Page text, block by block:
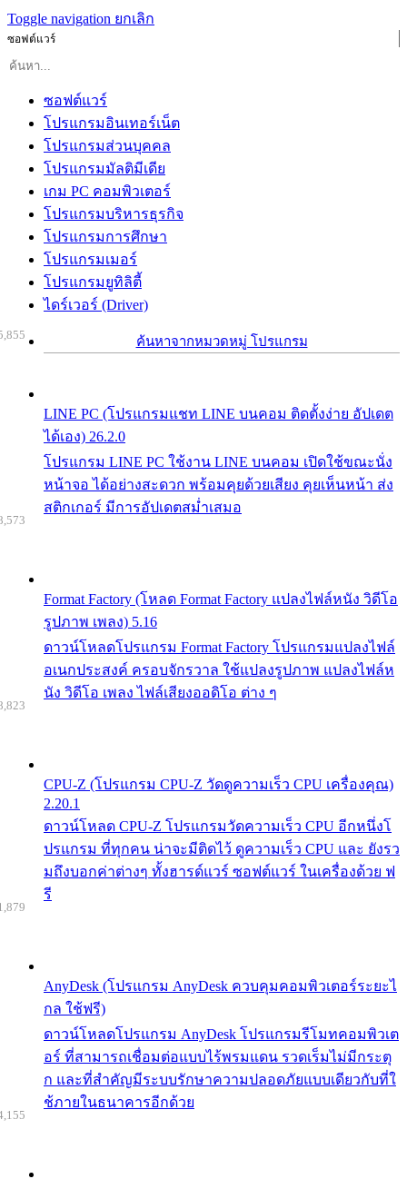
Toggle navigation ยกเลิก
ซอฟต์แวร์
ซอฟต์แวร์
โปรแกรมอินเทอร์เน็ต
โปรแกรมส่วนบุคคล
โปรแกรมมัลติมีเดีย
เกม PC คอมพิวเตอร์
โปรแกรมบริหารธุรกิจ
โปรแกรมการศึกษา
โปรแกรมเมอร์
โปรแกรมยูทิลิตี้
ไดร์เวอร์ (Driver)
ค้นหาจากหมวดหมู่ โปรแกรม
LINE PC (โปรแกรมแชท LINE บนคอม ติดตั้งง่าย อัปเดต
ได้เอง) 26.2.0
โปรแกรม LINE PC ใช้งาน LINE บนคอม เปิดใช้ขณะนั่ง
หน้าจอ ได้อย่างสะดวก พร้อมคุยด้วยเสียง คุยเห็นหน้า ส่ง
สติกเกอร์ มีการอัปเดตสม่ำเสมอ
Format Factory (โหลด Format Factory แปลงไฟล์หนัง วิดีโอ
รูปภาพ เพลง) 5.16
ดาวน์โหลดโปรแกรม Format Factory โปรแกรมแปลงไฟล์
อเนกประสงค์ ครอบจักรวาล ใช้แปลงรูปภาพ แปลงไฟล์ห
นัง วิดีโอ เพลง ไฟล์เสียงออดิโอ ต่าง ๆ
CPU-Z (โปรแกรม CPU-Z วัดดูความเร็ว CPU เครื่องคุณ)
2.20.1
ดาวน์โหลด CPU-Z โปรแกรมวัดความเร็ว CPU อีกหนึ่งโ
ปรแกรม ที่ทุกคน น่าจะมีติดไว้ ดูความเร็ว CPU และ ยังรว
มถึงบอกค่าต่างๆ ทั้งฮารด์แวร์ ซอฟต์แวร์ ในเครื่องด้วย ฟ
รี
AnyDesk (โปรแกรม AnyDesk ควบคุมคอมพิวเตอร์ระยะไ
กล ใช้ฟรี)
ดาวน์โหลดโปรแกรม AnyDesk โปรแกรมรีโมทคอมพิวเต
อร์ ที่สามารถเชื่อมต่อแบบไร้พรมแดน รวดเร็มไม่มีกระตุ
ก และที่สำคัญมีระบบรักษาความปลอดภัยแบบเดียวกับที่ใ
ช้ภายในธนาคารอีกด้วย